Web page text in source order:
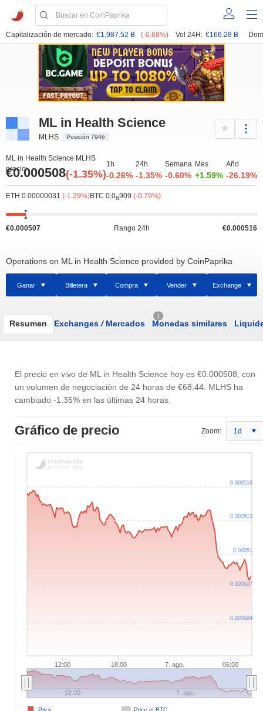
Capitalización de mercado: €1,987.52 B (-0.68%) Vol 24H: €166.28 B
ML in Health Science
MLHS Posición 7946
ML in Health Science MLHS
precio:
€0.000508(-1.35%)
1h
-0.26%
24h
-1.35%
Semana
-0.60%
Mes
+1.59%
Año
-26.19%
ETH 0.00000031 (-1.29%)BTC 0.08909 (-0.79%)
€0.000507 Rango 24h €0.000516
Operations on ML in Health Science provided by CoinPaprika
Ganar Billetera Compra Vender Exchange
Resumen Exchanges /Mercados
1
Monedas similares
El precio en vivo de ML in Health Science hoy es €0.000508 , con
un volumen de negociación de 24 horas de €68.44 . MLHS ha
cambiado -1.35% en las últimas 24 horas.
Gráfico de precio Zoom: 1d
12:00 18:00 7. ago. 06:00
Price in BTC
Price
12:00 7. ago.
0.000504
0.000507
0.00051
0.000513
0.000516